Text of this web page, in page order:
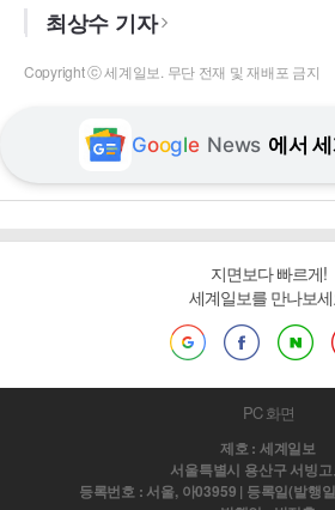
최상수 기자
Copyright ⓒ 세계일보. 무단 전재 및 재배포 금지
Google News 에서
지면보다 빠르게!
세계일보를 만나보
PC 화면
제호 : 세계일보
서울특별시 용산구 서빙
등록번호 : 서울, 아03959 | 등록일(발행